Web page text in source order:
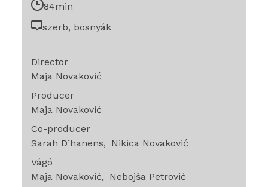
84min
szerb, bosnyák
Director
Maja Novaković
Producer
Maja Novaković
Co-producer
Sarah D’hanens
Nikica Novaković
Vágó
Maja Novaković
Nebojša Petrović